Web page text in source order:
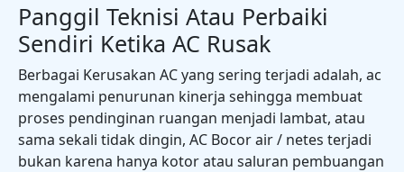
Panggil Teknisi Atau Perbaiki
Sendiri Ketika AC Rusak
Berbagai Kerusakan AC yang sering terjadi adalah, ac
mengalami penurunan kinerja sehingga membuat
proses pendinginan ruangan menjadi lambat, atau
sama sekali tidak dingin, AC Bocor air / netes terjadi
bukan karena hanya kotor atau saluran pembuangan